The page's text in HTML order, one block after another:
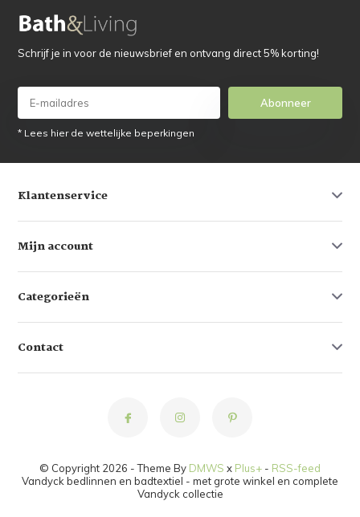
Schrijf je in voor de nieuwsbrief en ontvang direct 5% korting!
Abonneer
* Lees hier de wettelijke beperkingen
Klantenservice
Mijn account
Categorieën
Contact
© Copyright 2026 - Theme By DMWS x Plus+ - RSS-feed
Vandyck bedlinnen en badtextiel - met grote winkel en complete
Vandyck collectie